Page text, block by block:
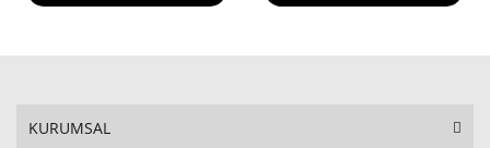
KURUMSAL